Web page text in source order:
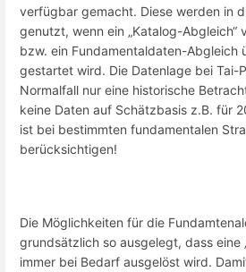
verfügbar gemacht. Diese werden in
genutzt, wenn ein „Katalog-Abgleich“
bzw. ein Fundamentaldaten-Abgleich
gestartet wird. Die Datenlage bei Tai-
Normalfall nur eine historische
keine Daten auf Schätzbasis z.B. für
ist bei bestimmten fundamentalen
berücksichtigen!
Die Möglichkeiten für die
grundsätzlich so ausgelegt, dass eine
immer bei Bedarf ausgelöst wird.